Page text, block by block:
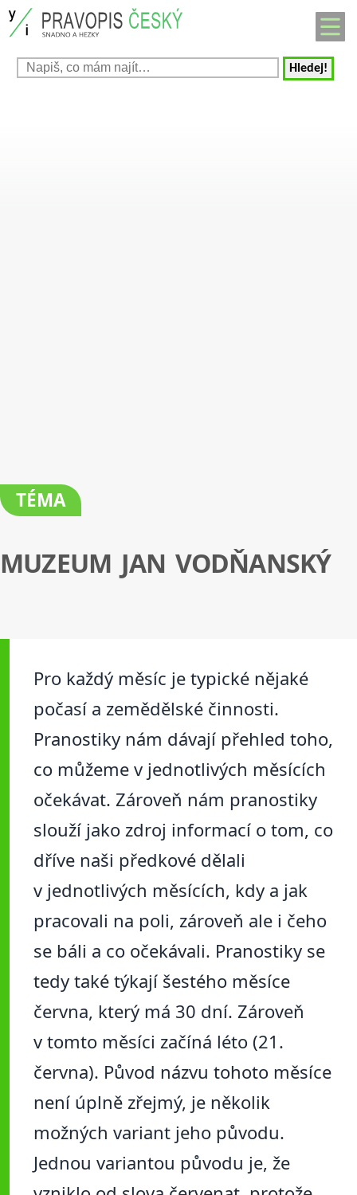
Hledej!
TÉMA
MUZEUM JAN VODŇANSKÝ
Pro každý měsíc je typické nějaké
počasí a zemědělské činnosti.
Pranostiky nám dávají přehled toho,
co můžeme v jednotlivých měsících
očekávat. Zároveň nám pranostiky
slouží jako zdroj informací o tom, co
dříve naši předkové dělali
v jednotlivých měsících, kdy a jak
pracovali na poli, zároveň ale i čeho
se báli a co očekávali. Pranostiky se
tedy také týkají šestého měsíce
června, který má 30 dní. Zároveň
v tomto měsíci začíná léto (21.
června). Původ názvu tohoto měsíce
není úplně zřejmý, je několik
možných variant jeho původu.
Jednou variantou původu je, že